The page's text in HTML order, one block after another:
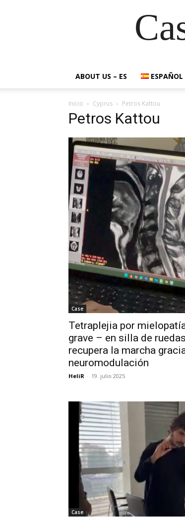
ABOUT US – ES ESPAÑOL
Inicio Cyprus Petros Kattou
Petros Kattou
Case
Tetraplejia por
grave – en silla de
recupera la marcha
neuromodulación
HeliR - 19. julio 2025
Case